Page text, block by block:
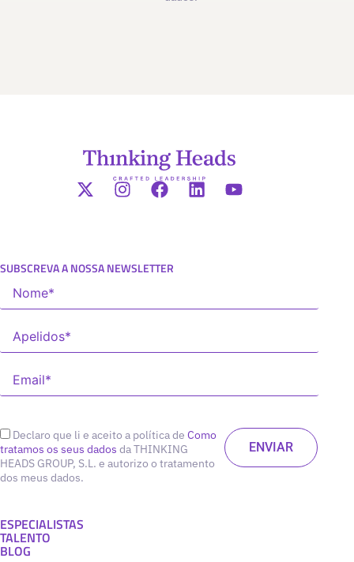
SUBSCREVA A NOSSA NEWSLETTER
Declaro que li e aceito a política de Como
tratamos os seus dados da THINKING
HEADS GROUP, S.L. e autorizo o tratamento
dos meus dados.
ESPECIALISTAS
TALENTO
BLOG